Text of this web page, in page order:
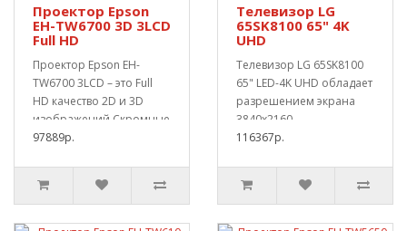
Проектор Epson
EH-TW6700 3D 3LCD
Full HD
Проектор Epson EH-
TW6700 3LCD – это Full
HD качество 2D и 3D
изображений.Скромные
габариты проектора..
97889р.
Телевизор LG
65SK8100 65" 4K
UHD
Телевизор LG 65SK8100
65" LED-4K UHD обладает
разрешением экрана
3840х2160.
Поддерживает каналы
116367р.